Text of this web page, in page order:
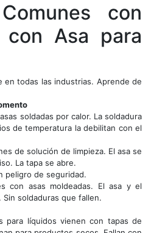
con
con Asa para
en todas las industrias. Aprende de
soldadas por calor. La soldadura
de temperatura la debilitan con el
de solución de limpieza. El asa se
La tapa se abre.
peligro de seguridad.
con asas moldeadas. El asa y el
soldaduras que fallen.
para líquidos vienen con tapas de